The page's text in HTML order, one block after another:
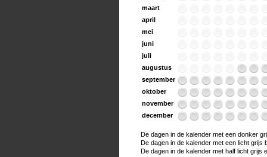
maart
april
mei
juni
juli
augustus
september
oktober
november
december
De dagen in de kalender met een donker
De dagen in de kalender met een licht grijs
De dagen in de kalender met half licht